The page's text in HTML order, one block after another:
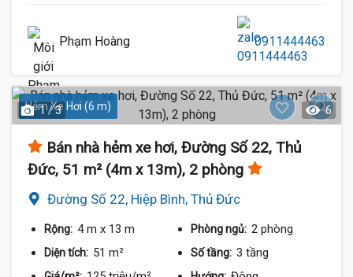
Phạm Hoàng 0911444463
Hẻm Xe Hơi (6 m)
1 / 3 6
Bán nhà hẻm xe hơi, Đường Số 22, Thủ
Đức, 51 m² (4m x 13m), 2 phòng
Đường Số 22, Hiệp Bình, Thủ Đức
Rộng: 4 m x 13 m Phòng ngủ: 2 phòng
Diện tích: 51 m² Số tầng: 3 tầng